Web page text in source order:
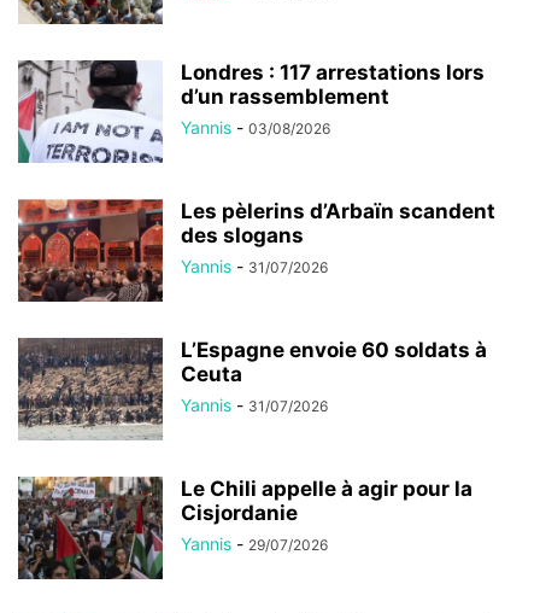
Londres : 117 arrestations lors
d’un rassemblement
Yannis - 03/08/2026
Les pèlerins d’Arbaïn scandent
des slogans
Yannis - 31/07/2026
L’Espagne envoie 60 soldats à
Ceuta
Yannis - 31/07/2026
Le Chili appelle à agir pour la
Cisjordanie
Yannis - 29/07/2026